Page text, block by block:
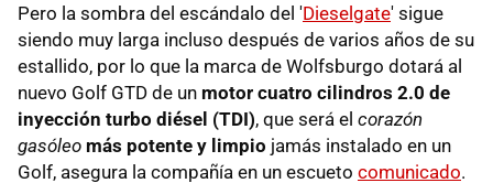
Pero la sombra del escándalo del 'Dieselgate' sigue
siendo muy larga incluso después de varios años de su
estallido, por lo que la marca de Wolfsburgo dotará al
nuevo Golf GTD de un motor cuatro cilindros 2.0 de
inyección turbo diésel (TDI), que será el corazón
gasóleo más potente y limpio jamás instalado en un
Golf, asegura la compañía en un escueto comunicado.